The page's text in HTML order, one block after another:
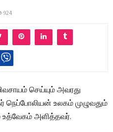
924
செய்யும் அவரது
நெப்போலியன் உலகம் முழுவதும்
அளித்தவர்.